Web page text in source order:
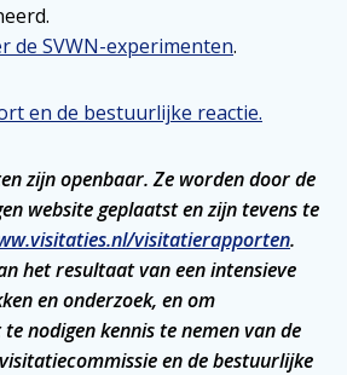
de SVWN-experimenten.
en de bestuurlijke reactie.
zijn openbaar. Ze worden door de
website geplaatst en zijn tevens te
visitatierapporten.
het resultaat van een intensieve
en onderzoek, en om
nodigen kennis te nemen van de
en de bestuurlijke